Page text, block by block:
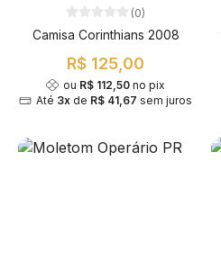
(0)
Camisa Corinthians 2008
R$ 125,00
ou R$ 112,50no pix
Até 3xde R$ 41,67 sem juros